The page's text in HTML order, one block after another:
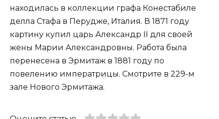
находилась в коллекции графа Конестабиле
делла Стафа в Перудже, Италия. В 1871 году
картину купил царь Александр II для своей
жены Марии Александровны. Работа была
перенесена в Эрмитаж в 1881 году по
повелению императрицы. Смотрите в 229-м
зале Нового Эрмитажа.